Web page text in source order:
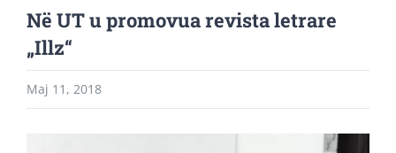
Në UT u promovua revista letrare
„Illz“
Maj 11, 2018